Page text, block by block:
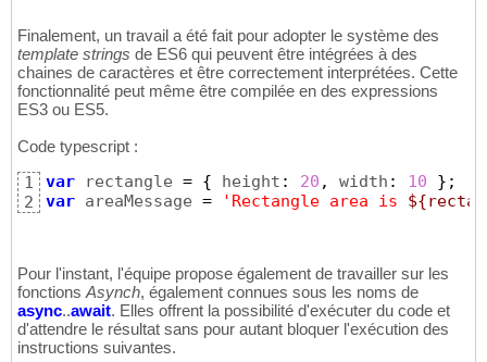
Finalement, un travail a été fait pour adopter le système des
template strings de ES6 qui peuvent être intégrées à des
chaines de caractères et être correctement interprétées. Cette
fonctionnalité peut même être compilée en des expressions
ES3 ou ES5.
Code typescript :
1
2
var rectangle = { height : 20 , width : 10 } ;
var areaMessage = 'Rectangle area is
Pour l'instant, l'équipe propose également de travailler sur les
fonctions Asynch, également connues sous les noms de
async..await. Elles offrent la possibilité d'exécuter du code et
d'attendre le résultat sans pour autant bloquer l'exécution des
instructions suivantes.